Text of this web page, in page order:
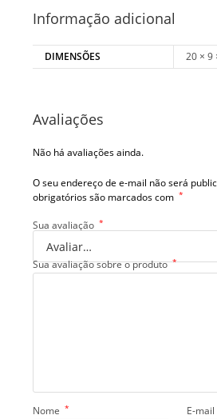
Informação adicional
DIMENSÕES 20 × 9
Avaliações
Não há avaliações ainda.
O seu endereço de e-mail não será
obrigatórios são marcados com *
Sua avaliação *
Sua avaliação sobre o produto *
Nome * E-mail